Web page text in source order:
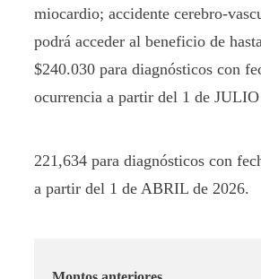
miocardio; accidente cerebro-
podrá acceder al beneficio de
$240.030 para diagnósticos con
ocurrencia a partir del 1 de
221,634 para diagnósticos con
a partir del 1 de ABRIL de 2026.